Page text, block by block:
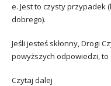
e. Jest to czysty przypadek
dobrego).
Jeśli jesteś skłonny, Drogi
powyższych odpowiedzi, to
Czytaj dalej